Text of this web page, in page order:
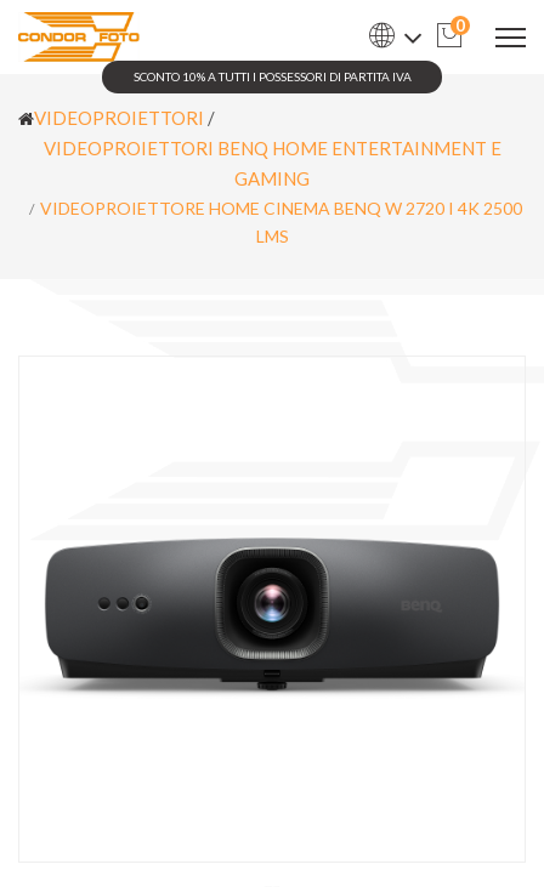
SCONTO 10% A TUTTI I POSSESSORI DI PARTITA IVA
0
VIDEOPROIETTORI /
VIDEOPROIETTORI BENQ HOME ENTERTAINMENT E
GAMING
VIDEOPROIETTORE HOME CINEMA BENQ W 2720 I 4K 2500
LMS